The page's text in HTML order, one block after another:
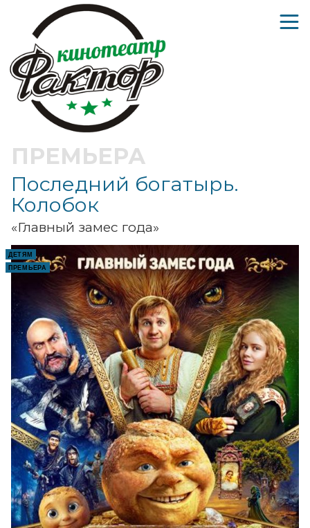
ПРЕМЬЕРА
Последний богатырь.
Колобок
«Главный замес года»
ДЕТЯМ
ПРЕМЬЕРА